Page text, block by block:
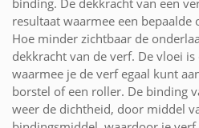
resultaat waarmee een
Hoe minder zichtbaar de
dekkracht van de verf. De vloei
waarmee je de verf egaal kunt
borstel of een roller. De binding
weer de dichtheid, door middel